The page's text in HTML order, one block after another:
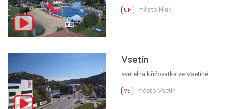
UH město Hluk
Vsetín
světelná křižovatka ve Vsetíně
VS město Vsetín